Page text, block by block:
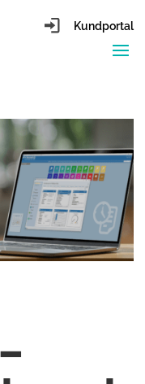
Kundportal